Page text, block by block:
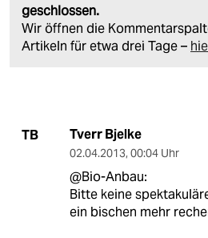
geschlossen.
Wir öffnen die
Artikeln für etwa drei Tage –
TB Tverr Bjelke
02.04.2013, 00:04 Uhr
@Bio-Anbau:
Bitte keine
ein bischen mehr